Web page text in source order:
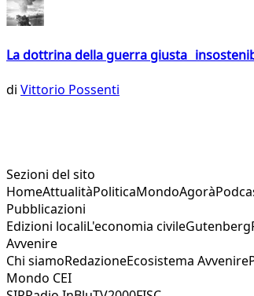
La dottrina della guerra giusta
di Vittorio Possenti
Sezioni del sito
HomeAttualitàPoliticaMondoAgorà
Pubblicazioni
Edizioni localiL'economia civileGutenberg
Avvenire
Chi siamoRedazioneEcosistema Avvenire
Mondo CEI